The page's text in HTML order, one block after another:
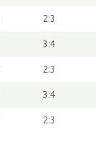
2:3
3:4
2:3
3:4
2:3